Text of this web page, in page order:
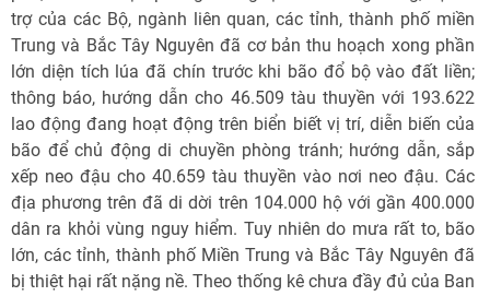
trợ của các Bộ, ngành liên quan, các tỉnh, thành phố miền
Trung và Bắc Tây Nguyên đã cơ bản thu hoạch xong phần
lớn diện tích lúa đã chín trước khi bão đổ bộ vào đất liền;
thông báo, hướng dẫn cho 46.509 tàu thuyền với 193.622
lao động đang hoạt động trên biển biết vị trí, diễn biến của
bão để chủ động di chuyền phòng tránh; hướng dẫn, sắp
xếp neo đậu cho 40.659 tàu thuyền vào nơi neo đậu. Các
địa phương trên đã di dời trên 104.000 hộ với gần 400.000
dân ra khỏi vùng nguy hiểm. Tuy nhiên do mưa rất to, bão
lớn, các tỉnh, thành phố Miền Trung và Bắc Tây Nguyên đã
bị thiệt hại rất nặng nề. Theo thống kê chưa đầy đủ của Ban